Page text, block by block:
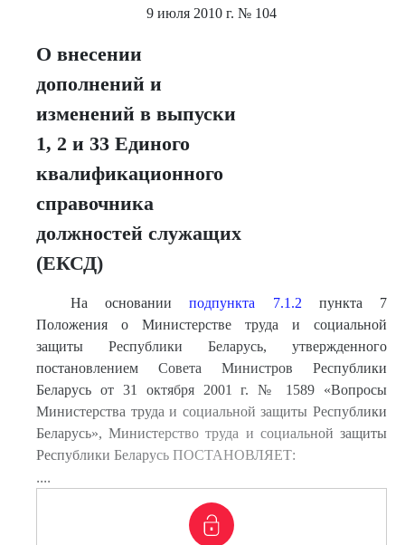
9 июля 2010 г. № 104
О внесении
дополнений и
изменений в выпуски
1, 2 и 33 Единого
квалификационного
справочника
должностей служащих
(ЕКСД)
На основанииподпункта 7.1.2 пункта 7
Положения о Министерстве труда и социальной
защиты Республики Беларусь, утвержденного
постановлением Совета Министров Республики
Беларусь от 31 октября 2001 г. № 1589 «Вопросы
Министерства труда и социальной защиты Республики
Беларусь», Министерство труда и социальной защиты
Республики Беларусь ПОСТАНОВЛЯЕТ:
....